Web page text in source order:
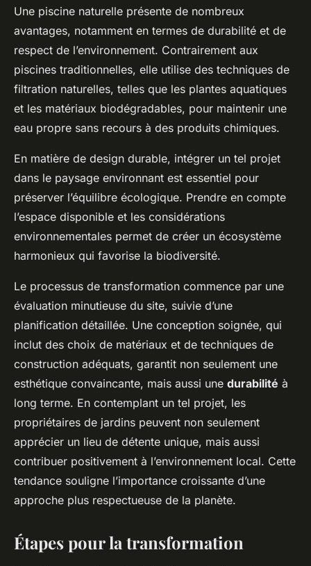
Une piscine naturelle présente de nombreux
avantages, notamment en termes de durabilité et de
respect de l’environnement. Contrairement aux
piscines traditionnelles, elle utilise des techniques de
filtration naturelles, telles que les plantes aquatiques
et les matériaux biodégradables, pour maintenir une
eau propre sans recours à des produits chimiques.
En matière de design durable, intégrer un tel projet
dans le paysage environnant est essentiel pour
préserver l’équilibre écologique. Prendre en compte
l’espace disponible et les considérations
environnementales permet de créer un écosystème
harmonieux qui favorise la biodiversité.
Le processus de transformation commence par une
évaluation minutieuse du site, suivie d’une
planification détaillée. Une conception soignée, qui
inclut des choix de matériaux et de techniques de
construction adéquats, garantit non seulement une
esthétique convaincante, mais aussi une durabilité à
long terme. En contemplant un tel projet, les
propriétaires de jardins peuvent non seulement
apprécier un lieu de détente unique, mais aussi
contribuer positivement à l’environnement local. Cette
tendance souligne l’importance croissante d’une
approche plus respectueuse de la planète.
Étapes pour la transformation